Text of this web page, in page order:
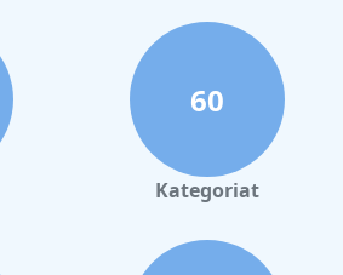
60
Kategoriat